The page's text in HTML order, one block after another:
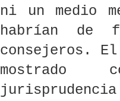
ni un medio
habrían de
consejeros.
mostrado